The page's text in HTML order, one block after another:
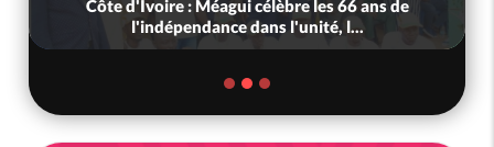
Côte d'Ivoire : Méagui célèbre les 66 ans de
l'indépendance dans l'unité, l...